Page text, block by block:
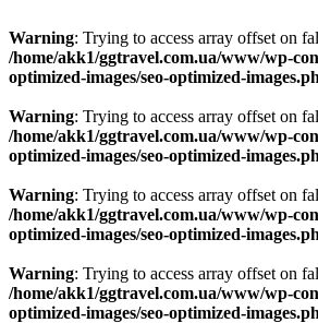
Warning: Trying to access array offset on
/home/akk1/ggtravel.com.ua/www/wp-
optimized-images/seo-optimized-
Warning: Trying to access array offset on
/home/akk1/ggtravel.com.ua/www/wp-
optimized-images/seo-optimized-
Warning: Trying to access array offset on
/home/akk1/ggtravel.com.ua/www/wp-
optimized-images/seo-optimized-
Warning: Trying to access array offset on
/home/akk1/ggtravel.com.ua/www/wp-
optimized-images/seo-optimized-